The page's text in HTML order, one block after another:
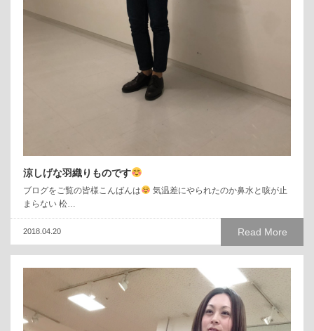
涼しげな羽織りものです
ブログをご覧の皆様こんばんは
気温差にやられたのか鼻水と咳が止
まらない 松…
Read More
2018.04.20